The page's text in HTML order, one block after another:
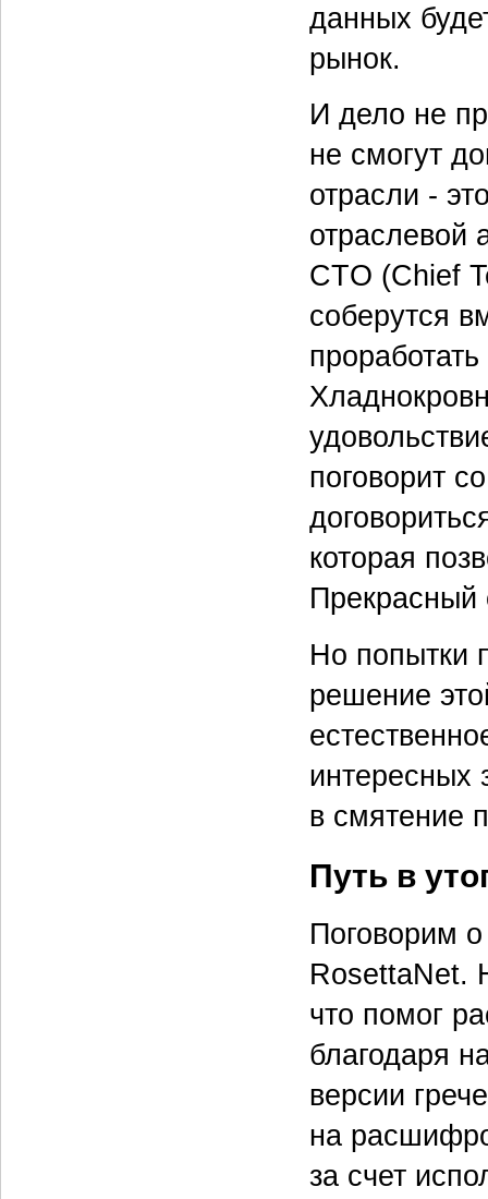
данных
рынок.
И дело не
не смогут
отрасли -
отраслевой
CTO (Chief
соберутся
поговорит
которая
Прекрасный
Но попытки
решение
интересных
в смятение
Путь в
Поговорим о
RosettaNet.
что помог
благодаря
версии
на
за счет